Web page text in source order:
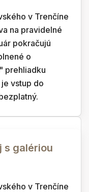
v Trenčíne
na pravidelné
pokračujú
o
prehliadku
vstup do
s galériou
v Trenčíne